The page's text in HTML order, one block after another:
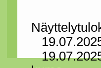
19.07.2025